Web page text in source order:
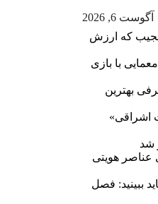
آگوست 6, 2026
عجیب که ارزش
با بازی
بهترین
اشراقی»
شد
هویتی
بهار ۲۰۲۶ که باید ببینید: فصل